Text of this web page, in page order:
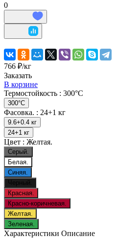
0
766 ₽/кг
Заказать
В корзине
Термостойкость : 300°C
300°C
Фасовка. : 24+1 кг
9.6+0.4 кг
24+1 кг
Цвет : Желтая.
Серый.
Белая.
Синяя.
Черный.
Красная.
Красно-коричневая.
Желтая.
Зеленая.
Характеристики Описание